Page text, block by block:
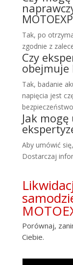
Tak, po
zgodnie z
Czy
Tak, badanie
napięcia jest
Jak
Aby umówić
Dostarczaj
Porównaj,
Ciebie.